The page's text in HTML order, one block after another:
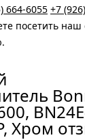
664-6055 +7
посетить наш
Хром